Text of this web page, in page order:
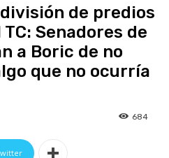
de predios
Senadores de
a Boric de no
que no ocurría
684